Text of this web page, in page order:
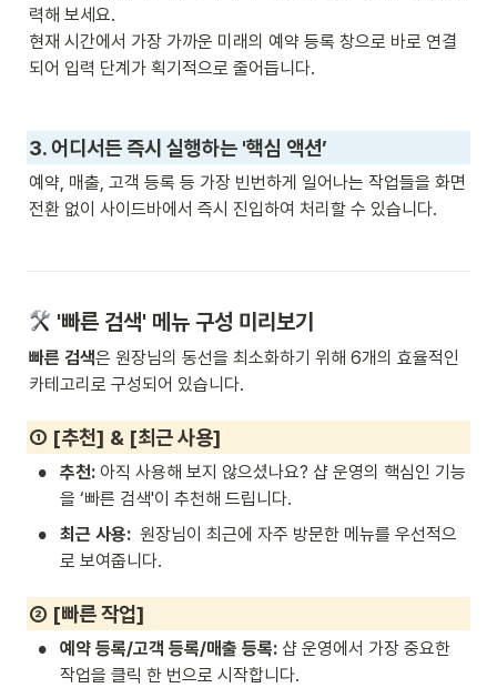
력해 보세요.
현재 시간에서 가장 가까운 미래의 예약 등록 창으로 바로 연결
되어 입력 단계가 획기적으로 줄어듭니다.
3. 어디서든 즉시 실행하는 '핵심 액션’
예약, 매출, 고객 등록 등 가장 빈번하게 일어나는 작업들을 화면
전환 없이 사이드바에서 즉시 진입하여 처리할 수 있습니다.
'빠른 검색' 메뉴 구성 미리보기
빠른 검색은 원장님의 동선을 최소화하기 위해 6개의 효율적인
카테고리로 구성되어 있습니다.
① [추천] & [최근 사용]
• 추천: 아직 사용해 보지 않으셨나요? 샵 운영의 핵심인 기능
을 ‘빠른 검색'이 추천해 드립니다.
• 최근 사용:
  원장님이 최근에 자주 방문한 메뉴를 우선적으
로 보여줍니다.
② [빠른 작업]
• 예약 등록/고객 등록/매출 등록: 샵 운영에서 가장 중요한
작업을 클릭 한 번으로 시작합니다.